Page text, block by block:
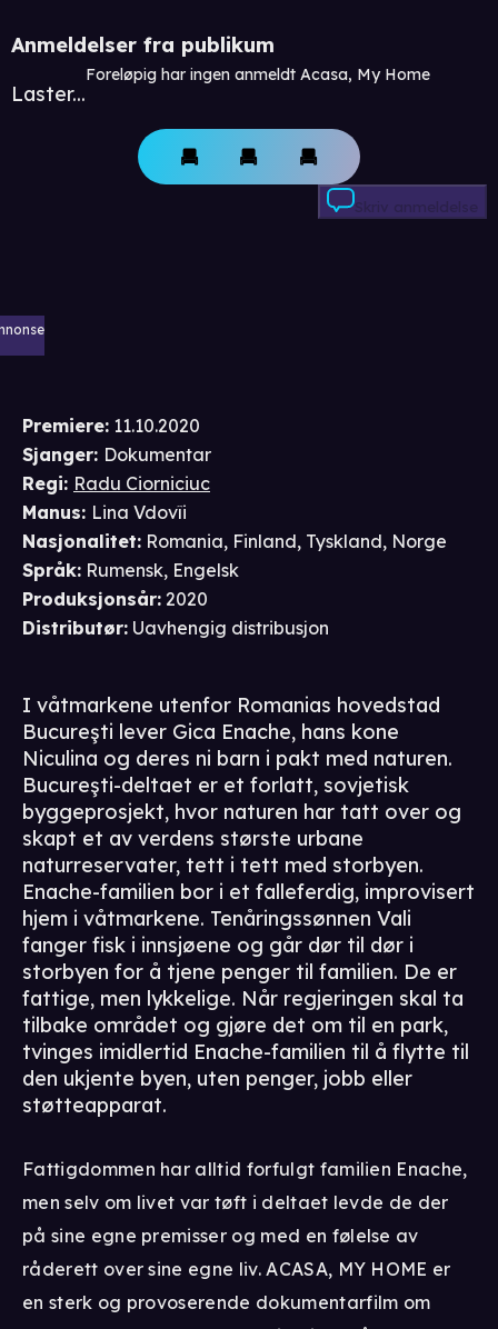
Anmeldelser fra publikum
Laster...
Foreløpig har ingen anmeldt Acasa, My Home
Skriv anmeldelse
Premiere: 11.10.2020
Sjanger: Dokumentar
Regi: Radu Ciorniciuc
Manus: Lina Vdovîi
Nasjonalitet: Romania, Finland, Tyskland, Norge
Språk: Rumensk, Engelsk
Produksjonsår: 2020
Distributør: Uavhengig distribusjon
I våtmarkene utenfor Romanias hovedstad
Bucureşti lever Gica Enache, hans kone
Niculina og deres ni barn i pakt med naturen.
Bucureşti-deltaet er et forlatt, sovjetisk
byggeprosjekt, hvor naturen har tatt over og
skapt et av verdens største urbane
naturreservater, tett i tett med storbyen.
Enache-familien bor i et falleferdig, improvisert
hjem i våtmarkene. Tenåringssønnen Vali
fanger fisk i innsjøene og går dør til dør i
storbyen for å tjene penger til familien. De er
fattige, men lykkelige. Når regjeringen skal ta
tilbake området og gjøre det om til en park,
tvinges imidlertid Enache-familien til å flytte til
den ukjente byen, uten penger, jobb eller
støtteapparat.
Fattigdommen har alltid forfulgt familien Enache,
men selv om livet var tøft i deltaet levde de der
på sine egne premisser og med en følelse av
råderett over sine egne liv. ACASA, MY HOME er
en sterk og provoserende dokumentarfilm om